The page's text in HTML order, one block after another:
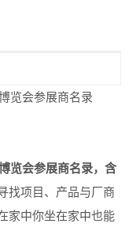
览会参展商名录
览会参展商名录，含
找项目、产品与厂商
家中你坐在家中也能